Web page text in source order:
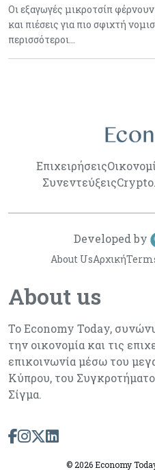
Οι εξαγωγές μικροτσίπ
και πιέσεις για πιο σφιχτή
περισσότεροι…
Επιχειρήσεις
ΣυνεντεύξειςCrypto
About us
Το Economy Today,
την οικονομία και τις
επικοινωνία μέσω του
Κύπρου, του
Σίγμα.
About UsΑρχική
Developed by
©2026 Economy